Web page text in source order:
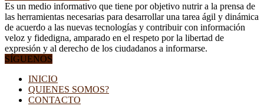
Es un medio informativo que tiene por objetivo nutrir a la prensa de
las herramientas necesarias para desarrollar una tarea ágil y dinámica
de acuerdo a las nuevas tecnologías y contribuir con información
veloz y fidedigna, amparado en el respeto por la libertad de
expresión y al derecho de los ciudadanos a informarse.
SÍGUENOS
INICIO
QUIENES SOMOS?
CONTACTO